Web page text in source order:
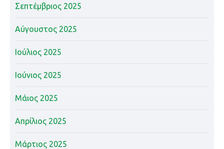
Σεπτέμβριος 2025
Αύγουστος 2025
Ιούλιος 2025
Ιούνιος 2025
Μάιος 2025
Απρίλιος 2025
Μάρτιος 2025